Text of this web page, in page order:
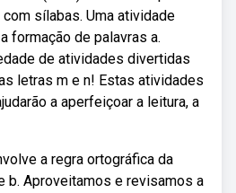
sílabas. Uma atividade
formação de palavras a.
de atividades divertidas
letras m e n! Estas atividades
a aperfeiçoar a leitura, a
a regra ortográfica da
b. Aproveitamos e revisamos a